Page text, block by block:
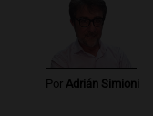
Por Adrián Simioni